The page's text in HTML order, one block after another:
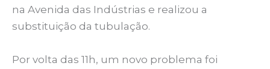
na Avenida das Indústrias e realizou a
substituição da tubulação.
Por volta das 11h, um novo problema foi